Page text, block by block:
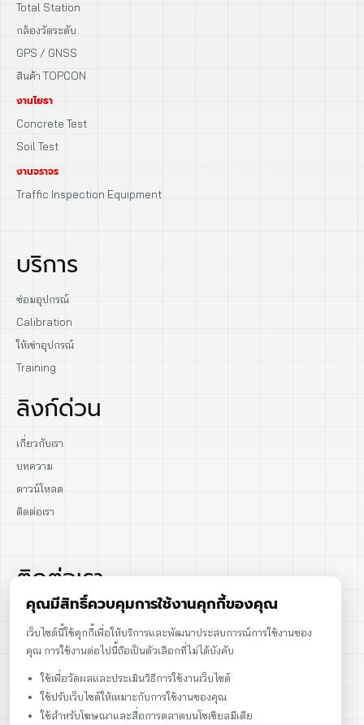
Total Station
กล้องวัดระดับ
GPS / GNSS
สินค้า TOPCON
งานโยธา
Concrete Test
Soil Test
งานจราจร
Traffic Inspection Equipment
บริการ
ซ่อมอุปกรณ์
Calibration
ให้เช่าอุปกรณ์
Training
ลิงก์ด่วน
เกี่ยวกับเรา
บทความ
ดาวน์โหลด
ติดต่อเรา
ติดต่อเรา
086-086-2000
sales@cst.co.th
คุณมีสิทธิ์ควบคุมการใช้งานคุกกี้ของคุณ
เว็บไซต์นี้ใช้คุกกี้เพื่อให้บริการและพัฒนาประสบการณ์การใช้งานของ
คุณ การใช้งานต่อไปนี้ถือเป็นตัวเลือกที่ไม่ได้บังคับ
ใช้เพื่อวัดผลและประเมินวิธีการใช้งานเว็บไซต์
ใช้ปรับเว็บไซต์ให้เหมาะกับการใช้งานของคุณ
ใช้สำหรับโฆษณาและสื่อการตลาดบนโซเชียลมีเดีย